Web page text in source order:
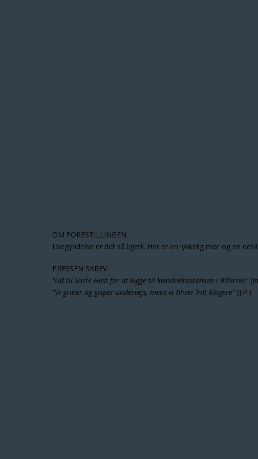
OM FORESTILLINGEN
I begyndelse er det så ligetil. Her er en lykkelig mor og en
PRESSEN SKREV
”Ud til Sorte Hest for at kigge til kvindeeksistensen i 90’erne!”
”Vi griner og gisper undervejs, mens vi bliver lidt klogere”(J.P.)